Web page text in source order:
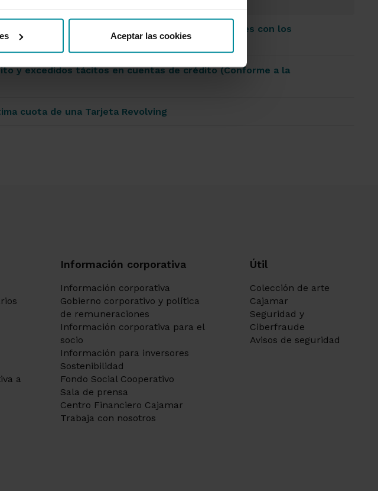
Aceptar las cookies
más habitual en las operaciones más frecuentes con los
5/2012 del BdE) (PDF 605,15 KB)
y excedidos tácitos en cuentas de crédito (Conforme a la
cuota de una Tarjeta Revolving
a
Información corporativa
Información corporativa
Gobierno corporativo y política
de remuneraciones
Información corporativa para el
socio
Información para inversores
Sostenibilidad
Fondo Social Cooperativo
Sala de prensa
Centro Financiero Cajamar
Trabaja con nosotros
Útil
Colección de arte
Cajamar
Seguridad y
Ciberfraude
Avisos de seguridad